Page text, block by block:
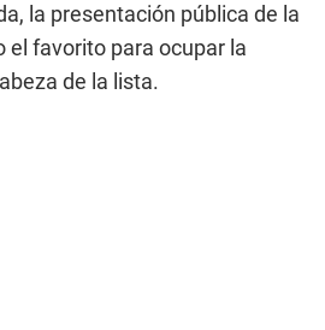
la presentación pública de la
el favorito para ocupar la
de la lista.